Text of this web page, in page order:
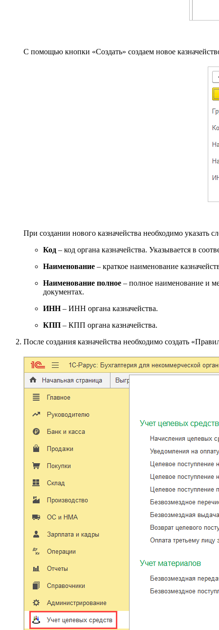
С помощью кнопки «Создать» создаем новое
При создании нового казначейства необходимо указать
Код – код органа казначейства. Указывается в
Наименование – краткое наименование
Наименование полное – полное наименование и
документах.
ИНН– ИНН органа казначейства.
КПП – КПП органа казначейства.
После создания казначейства необходимо создать